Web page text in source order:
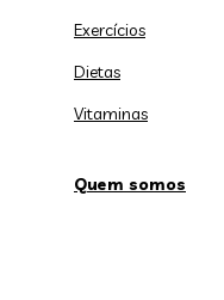
Exercícios
Dietas
Vitaminas
Quem somos